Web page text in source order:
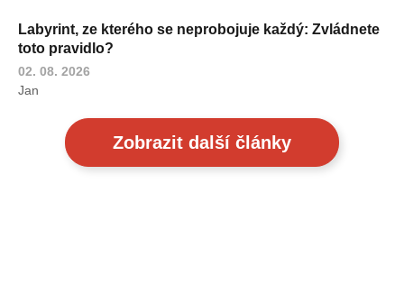
Labyrint, ze kterého se neprobojuje každý: Zvládnete
toto pravidlo?
02. 08. 2026
Jan
Zobrazit další články